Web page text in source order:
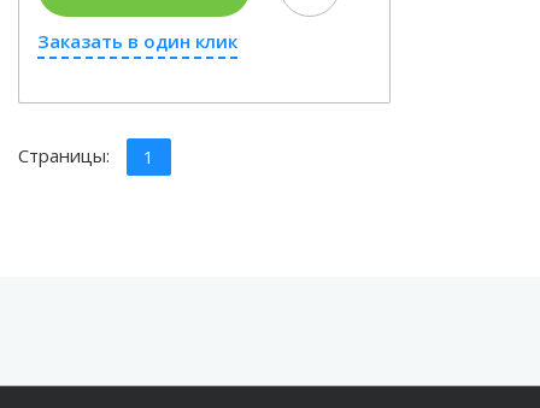
Заказать в один клик
Страницы: 1